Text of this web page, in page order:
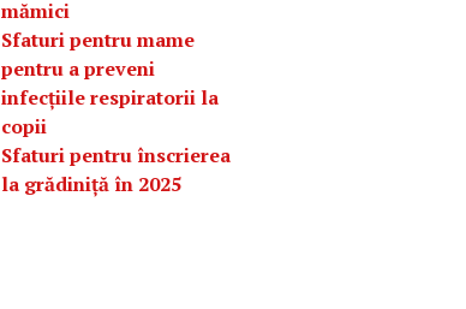
mămici
Sfaturi pentru mame
pentru a preveni
infecțiile respiratorii la
copii
Sfaturi pentru înscrierea
la grădiniță în 2025